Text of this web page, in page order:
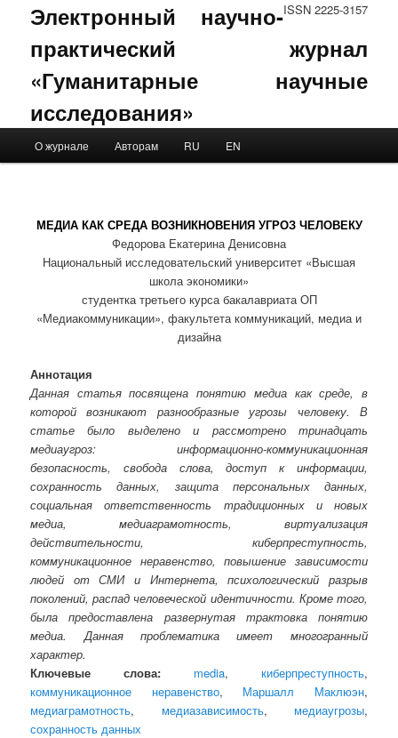
ISSN 2225-3157
Электронный научно-
практический журнал
«Гуманитарные научные
исследования»
Skip to primary content
Skip to secondary content
О журнале Авторам RU EN
МЕДИА КАК СРЕДА ВОЗНИКНОВЕНИЯ УГРОЗ ЧЕЛОВЕКУ
Федорова Екатерина Денисовна
Национальный исследовательский университет «Высшая
школа экономики»
студентка третьего курса бакалавриата ОП
«Медиакоммуникации», факультета коммуникаций, медиа и
дизайна
Аннотация
Данная статья посвящена понятию медиа как среде, в
которой возникают разнообразные угрозы человеку. В
статье было выделено и рассмотрено тринадцать
медиаугроз: информационно-коммуникационная
безопасность, свобода слова, доступ к информации,
сохранность данных, защита персональных данных,
социальная ответственность традиционных и новых
медиа, медиаграмотность, виртуализация
действительности, киберпреступность,
коммуникационное неравенство, повышение зависимости
людей от СМИ и Интернета, психологический разрыв
поколений, распад человеческой идентичности. Кроме того,
была предоставлена развернутая трактовка понятию
медиа. Данная проблематика имеет многогранный
характер.
Ключевые слова:
media, киберпреступность,
коммуникационное неравенство, Маршалл Маклюэн,
медиаграмотность, медиазависимость, медиаугрозы,
сохранность данных